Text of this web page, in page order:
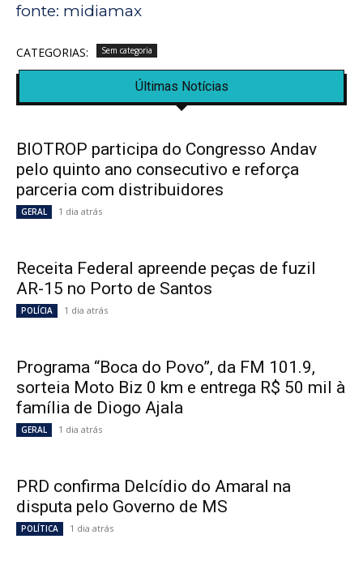
fonte: midiamax
CATEGORIAS: Sem categoria
Últimas Notícias
BIOTROP participa do Congresso Andav
pelo quinto ano consecutivo e reforça
parceria com distribuidores
GERAL 1 dia atrás
Receita Federal apreende peças de fuzil
AR-15 no Porto de Santos
POLÍCIA 1 dia atrás
Programa “Boca do Povo”, da FM 101.9,
sorteia Moto Biz 0 km e entrega R$ 50 mil à
família de Diogo Ajala
GERAL 1 dia atrás
PRD confirma Delcídio do Amaral na
disputa pelo Governo de MS
POLÍTICA 1 dia atrás